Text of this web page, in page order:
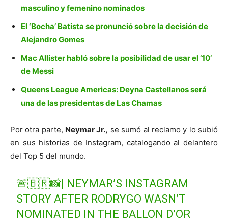
masculino y femenino nominados
El ‘Bocha’ Batista se pronunció sobre la decisión de
Alejandro Gomes
Mac Allister habló sobre la posibilidad de usar el ’10’
de Messi
Queens League Americas: Deyna Castellanos será
una de las presidentas de Las Chamas
Por otra parte, Neymar Jr., se sumó al reclamo y lo subió
en sus historias de Instagram, catalogando al delantero
del Top 5 del mundo.
🚨🇧🇷📸| NEYMAR’S INSTAGRAM
STORY AFTER RODRYGO WASN’T
NOMINATED IN THE BALLON D’OR